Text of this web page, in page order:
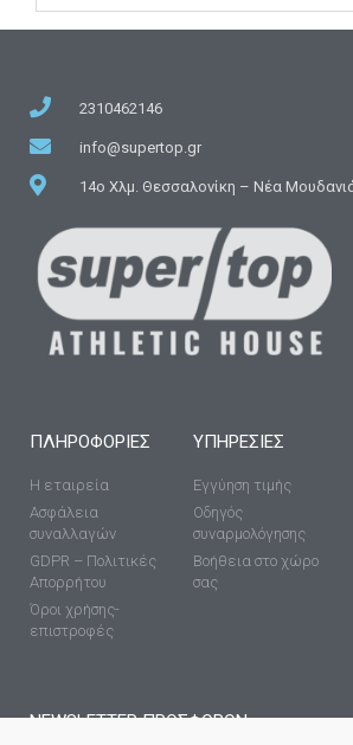
2310462146
info@supertop.gr
14ο Χλμ. Θεσσαλονίκη – Νέα
ΠΛΗΡΟΦΟΡΊΕΣ
Η εταιρεία
Ασφάλεια
συναλλαγών
GDPR – Πολιτικές
Απορρήτου
Όροι χρήσης-
επιστροφές
ΥΠΗΡΕΣΊΕΣ
Εγγύηση τιμής
Οδηγός
συναρμολόγησης
Βοήθεια στο χώρο
σας
NEWSLETTER ΠΡΟΣΦΟΡΩΝ